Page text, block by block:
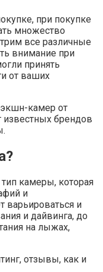
при покупке
множество
все различные
внимание при
принять
от ваших
камер от
известных брендов
камеры, которая
и
варьироваться и
и дайвинга, до
на лыжах,